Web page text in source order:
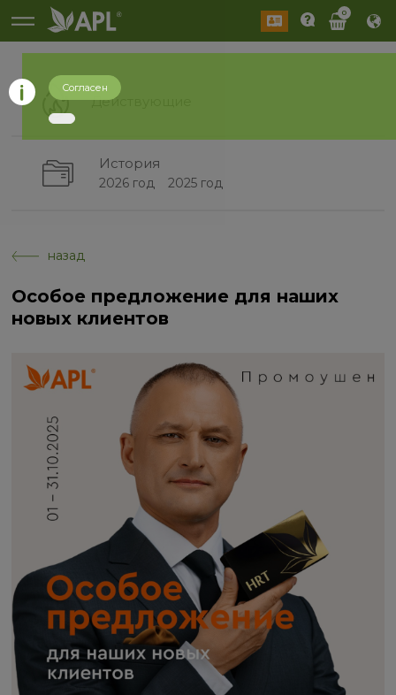
0
Действующие
История
2026 год 2025 год
назад
Особое предложение для наших
новых клиентов
Согласен